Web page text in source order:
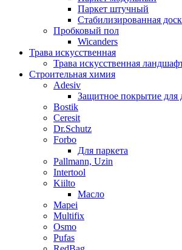
Паркет штучный
Стабилизированная
Пробковый пол
Wicanders
Трава искусственная
Трава искусственная
Строительная химия
Adesiv
Защитное покрытие для
Bostik
Ceresit
Dr.Schutz
Forbo
Для паркета
Pallmann, Uzin
Intertool
Kiilto
Масло
Mapei
Multifix
Osmo
Pufas